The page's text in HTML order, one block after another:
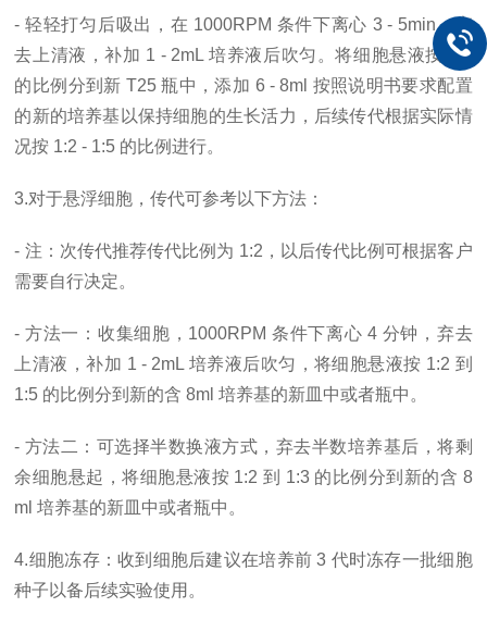
- 轻轻打匀后吸出，在 1000RPM 条件下离心 3 - 5min，弃
去上清液，补加 1 - 2mL 培养液后吹匀。将细胞悬液按 1:2
的比例分到新 T25 瓶中，添加 6 - 8ml 按照说明书要求配置
的新的培养基以保持细胞的生长活力，后续传代根据实际情
况按 1:2 - 1:5 的比例进行。
3.对于悬浮细胞，传代可参考以下方法：
- 注：次传代推荐传代比例为 1:2，以后传代比例可根据客户
需要自行决定。
- 方法一：收集细胞，1000RPM 条件下离心 4 分钟，弃去
上清液，补加 1 - 2mL 培养液后吹匀，将细胞悬液按 1:2 到
1:5 的比例分到新的含 8ml 培养基的新皿中或者瓶中。
- 方法二：可选择半数换液方式，弃去半数培养基后，将剩
余细胞悬起，将细胞悬液按 1:2 到 1:3 的比例分到新的含 8
ml 培养基的新皿中或者瓶中。
4.细胞冻存：收到细胞后建议在培养前 3 代时冻存一批细胞
种子以备后续实验使用。